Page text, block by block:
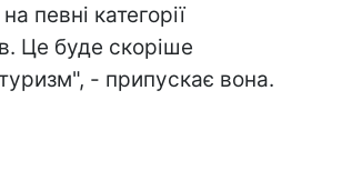
певні категорії
Це буде скоріше
- припускає вона.